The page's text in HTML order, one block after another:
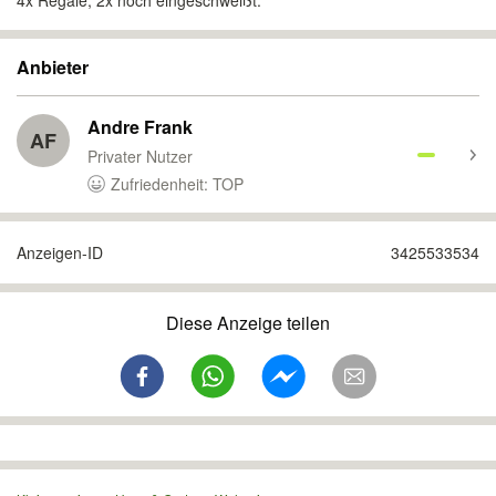
Anbieter
AF Andre Frank
Privater Nutzer
Zufriedenheit: TOP
Anzeigen-ID 3425533534
Diese Anzeige teilen